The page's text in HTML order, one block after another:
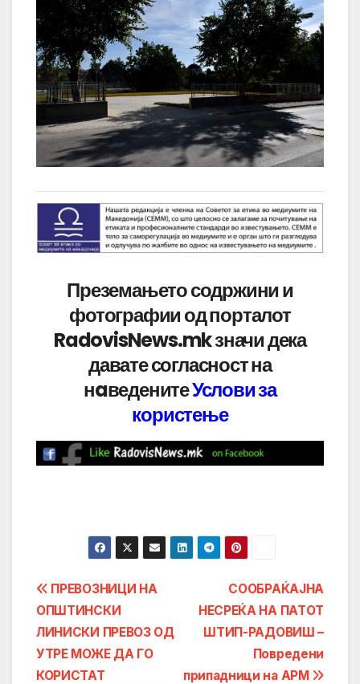
Преземањето содржини и
фотографии од порталот
RadovisNews.mk значи дека
давате согласност на
нaведенитеУслови за
користење
Post
navigation
СООБРАЌАЈНА
НЕСРЕЌА НА ПАТОТ
ШТИП-РАДОВИШ –
Повредени
припадници на АРМ
ПРЕВОЗНИЦИ НА
ОПШТИНСКИ
ЛИНИСКИ ПРЕВОЗ ОД
УТРЕ МОЖЕ ДА ГО
КОРИСТАТ